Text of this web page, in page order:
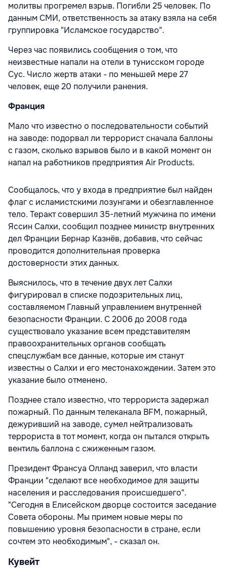
молитвы прогремел взрыв. Погибли 25 человек. По
данным СМИ, ответственность за атаку взяла на себя
группировка "Исламское государство".
Через час появились сообщения о том, что
неизвестные напали на отели в тунисском городе
Сус. Число жертв атаки - по меньшей мере 27
человек, еще 20 получили ранения.
Франция
Мало что известно о последовательности событий
на заводе: подорвал ли террорист сначала баллоны
с газом, сколько взрывов было и в какой момент он
напал на работников предприятия Air Products.
Сообщалось, что у входа в предприятие был найден
флаг с исламистскими лозунгами и обезглавленное
тело. Теракт совершил 35-летний мужчина по имени
Яссин Салхи, сообщил позднее министр внутренних
дел Франции Бернар Казнёв, добавив, что сейчас
проводится дополнительная проверка
достоверности этих данных.
Выяснилось, что в течение двух лет Салхи
фигурировал в списке подозрительных лиц,
составляемом Главный управлением внутренней
безопасности Франции. С 2006 до 2008 года
существовало указание всем представителям
правоохранительных органов сообщать
спецслужбам все данные, которые им станут
известны о Салхи и его местонахождении. Затем это
указание было отменено.
Позднее стало известно, что террориста задержал
пожарный. По данным телеканала BFM, пожарный,
дежуривший на заводе, сумел нейтрализовать
террориста в тот момент, когда он пытался открыть
вентиль баллона с сжиженным газом.
Президент Франсуа Олланд заверил, что власти
Франции "сделают все необходимое для защиты
населения и расследования происшедшего".
"Сегодня в Елисейском дворце состоится заседание
Совета обороны. Мы примем новые меры по
повышению уровня безопасности в стране, если
сочтем это необходимым", - сказал он.
Кувейт